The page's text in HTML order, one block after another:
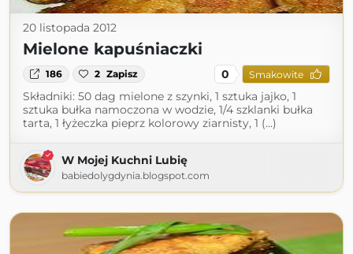
20 listopada 2012
Mielone kapuśniaczki
186 2 Zapisz 0 Smakowite
Składniki: 50 dag mielone z szynki, 1 sztuka jajko, 1
sztuka bułka namoczona w wodzie, 1/4 szklanki bułka
tarta, 1 łyżeczka pieprz kolorowy ziarnisty, 1 (...)
W Mojej Kuchni Lubię
babiedolygdynia.blogspot.com